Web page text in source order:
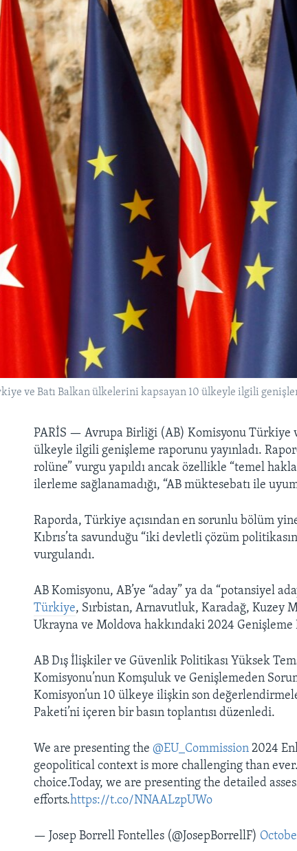
ve Batı Balkan ülkelerini kapsayan 10 ülkeyle ilgili
PARİS —Avrupa Birliği (AB) Komisyonu Türkiye
ülkeyle ilgili genişleme raporunu yayınladı.
rolüne” vurgu yapıldı ancak özellikle “temel
ilerleme sağlanamadığı, “AB müktesebatı ile
Raporda, Türkiye açısından en sorunlu bölüm
Kıbrıs’ta savunduğu “iki devletli çözüm
vurgulandı.
AB Komisyonu, AB’ye “aday” ya da “potansiyel
Türkiye, Sırbistan, Arnavutluk, Karadağ, Kuzey
Ukrayna ve Moldova hakkındaki 2024 Genişleme
AB Dış İlişkiler ve Güvenlik Politikası Yüksek
Komisyonu’nun Komşuluk ve Genişlemeden
Komisyon’un 10 ülkeye ilişkin son
Paketi’ni içeren bir basın toplantısı düzenledi.
We are presenting the@EU_Commission 2024
geopolitical context is more challenging than
choice.Today, we are presenting the detailed
efforts.https://t.co/NNAALzpUWo
— Josep Borrell Fontelles (@JosepBorrellF)